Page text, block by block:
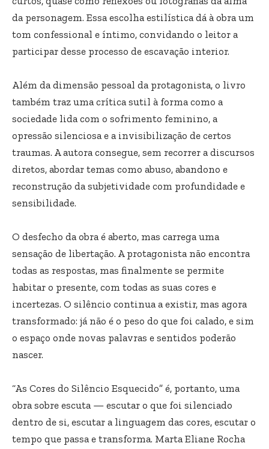
da personagem. Essa escolha estilística dá à obra um
tom confessional e íntimo, convidando o leitor a
participar desse processo de escavação interior.
Além da dimensão pessoal da protagonista, o livro
também traz uma crítica sutil à forma como a
sociedade lida com o sofrimento feminino, a
opressão silenciosa e a invisibilização de certos
traumas. A autora consegue, sem recorrer a discursos
diretos, abordar temas como abuso, abandono e
reconstrução da subjetividade com profundidade e
sensibilidade.
O desfecho da obra é aberto, mas carrega uma
sensação de libertação. A protagonista não encontra
todas as respostas, mas finalmente se permite
habitar o presente, com todas as suas cores e
incertezas. O silêncio continua a existir, mas agora
transformado: já não é o peso do que foi calado, e sim
o espaço onde novas palavras e sentidos poderão
nascer.
“As Cores do Silêncio Esquecido” é, portanto, uma
obra sobre escuta — escutar o que foi silenciado
dentro de si, escutar a linguagem das cores, escutar o
tempo que passa e transforma. Marta Eliane Rocha